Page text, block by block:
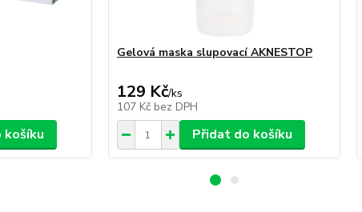
košíku
Gelová maska slupovací AKNESTOP
129 Kč/ks
107 Kč bez DPH
Přidat do košíku